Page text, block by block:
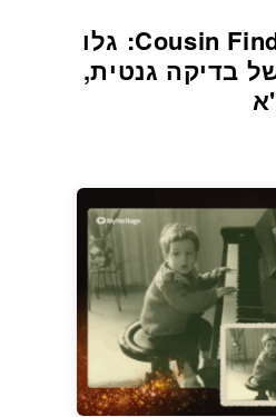
הכירו את ™Cousin Finder: גלו
בדיקה גנטית,